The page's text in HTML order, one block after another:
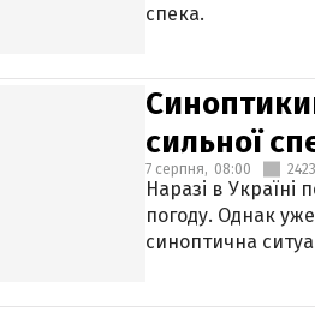
спека.
сильної
7 серпня, 08:00 2423
Наразі в
погоду. Однак
синоптична